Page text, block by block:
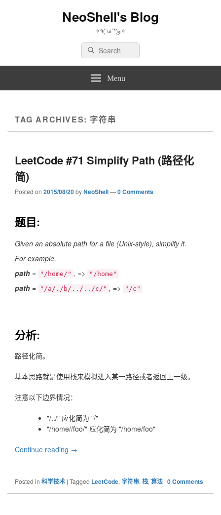
NeoShell's Blog
✧٩(ˊωˋ*)و✧
Search
for:
Search
Menu
TAG ARCHIVES: 字符串
LeetCode #71 Simplify Path (路径化
简)
Posted on 2015/08/20byNeoShell—0 Comments
题目:
Given an absolute path for a file (Unix-style), simplify it.
For example,
path = "/home/" , => "/home"
path = "/a/./b/../../c/" , => "/c"
分析:
路径化简。
基本思路就是使用栈来模拟进入某一路径或者返回上一级。
注意以下边界情况：
"/../" 应化简为 "/"
"/home//foo/" 应化简为 "/home/foo"
Continue reading LeetCode #71 Simplify Path (路径化简)
→
Posted in 科学技术 | Tagged LeetCode, 字符串, 栈, 算法 | 0 Comments